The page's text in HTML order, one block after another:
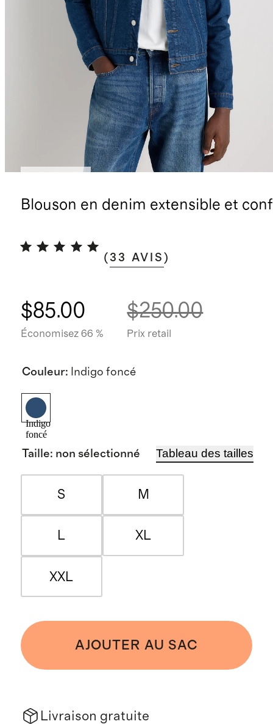
Blouson en denim extensible et
(33 AVIS )
$85.00
Économisez 66 %
$250.00
Prix retail
Couleur: Indigo foncé
Indigo
foncé
Taille: non sélectionné Tableau des tailles
S M
L XL
XXL
AJOUTER AU SAC
Livraison gratuite